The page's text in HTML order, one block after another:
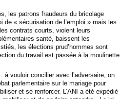
les patrons fraudeurs du bricolage
de « sécurisation de l’emploi » mais les
contrats courts, violent leurs
santé, baissent les
les élections prud’hommes sont
du travail est passée à la moulinette.
à vouloir concilier avec l’adversaire, on
parlementaire sur le mariage pour
et se renforcer. L’ANI a été expédié